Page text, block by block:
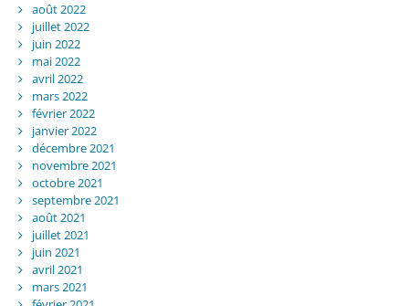
août 2022
juillet 2022
juin 2022
mai 2022
avril 2022
mars 2022
février 2022
janvier 2022
décembre 2021
novembre 2021
octobre 2021
septembre 2021
août 2021
juillet 2021
juin 2021
avril 2021
mars 2021